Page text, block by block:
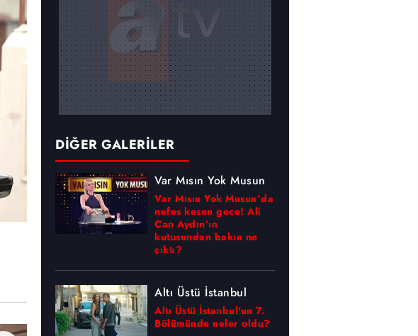
DİĞER GALERİLER
Var Mısın Yok Musun
Var Mısın Yok Musun’da
nefes kesen gece! Ali
Can Aydın’ın
kutusundan bakın ne
çıktı?
Altı Üstü İstanbul
Altı Üstü İstanbul'un 7.
Bölümünde neler oldu?